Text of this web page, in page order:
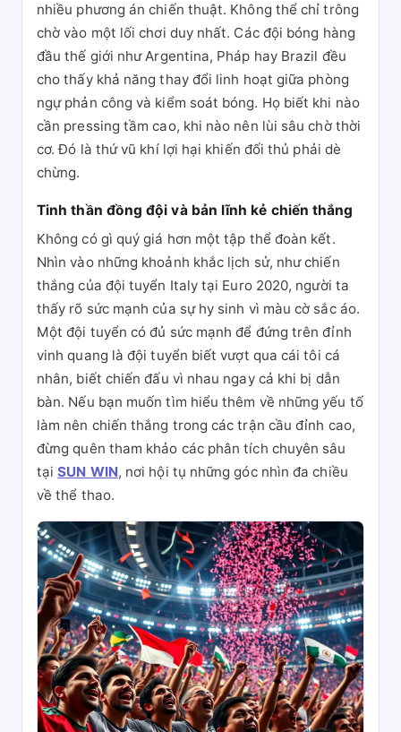
nhiều phương án chiến thuật. Không thể chỉ trông
chờ vào một lối chơi duy nhất. Các đội bóng hàng
đầu thế giới như Argentina, Pháp hay Brazil đều
cho thấy khả năng thay đổi linh hoạt giữa phòng
ngự phản công và kiểm soát bóng. Họ biết khi nào
cần pressing tầm cao, khi nào nên lùi sâu chờ thời
cơ. Đó là thứ vũ khí lợi hại khiến đối thủ phải dè
chừng.
Tinh thần đồng đội và bản lĩnh kẻ chiến thắng
Không có gì quý giá hơn một tập thể đoàn kết.
Nhìn vào những khoảnh khắc lịch sử, như chiến
thắng của đội tuyển Italy tại Euro 2020, người ta
thấy rõ sức mạnh của sự hy sinh vì màu cờ sắc áo.
Một đội tuyển có đủ sức mạnh để đứng trên đỉnh
vinh quang là đội tuyển biết vượt qua cái tôi cá
nhân, biết chiến đấu vì nhau ngay cả khi bị dẫn
bàn. Nếu bạn muốn tìm hiểu thêm về những yếu tố
làm nên chiến thắng trong các trận cầu đỉnh cao,
đừng quên tham khảo các phân tích chuyên sâu
tạiSUN WIN, nơi hội tụ những góc nhìn đa chiều
về thể thao.